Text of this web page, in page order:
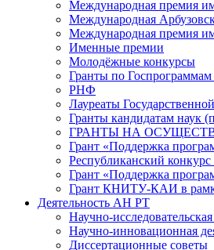
Международная премия
Международная
Международная премия
Именные премии
Молодёжные конкурсы
Гранты по
РНФ
Лауреаты
Гранты кандидатам наук
ГРАНТЫ НА
Грант «Поддержка
Республиканский
Грант «Поддержка
Грант КНИТУ-КАИ в
Деятельность АН РТ
Научно-
Научно-инновационная
Диссертационные советы